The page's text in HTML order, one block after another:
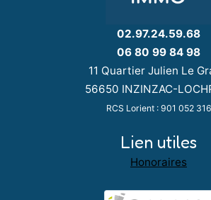
02.97.24.59.68
06 80 99 84 98
11 Quartier Julien Le
56650 INZINZAC-
RCS Lorient : 901 052 316
Lien utiles
Honoraires